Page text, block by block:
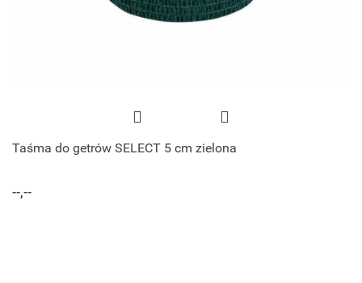
Taśma do getrów SELECT 5 cm zielona
--,--